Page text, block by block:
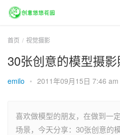
首页 视觉摄影
30张创意的模型摄影
emilo • 2011年09月15日 7:46 am
喜欢做模型的朋友，在做到一
场景，今天分享：30张创意的